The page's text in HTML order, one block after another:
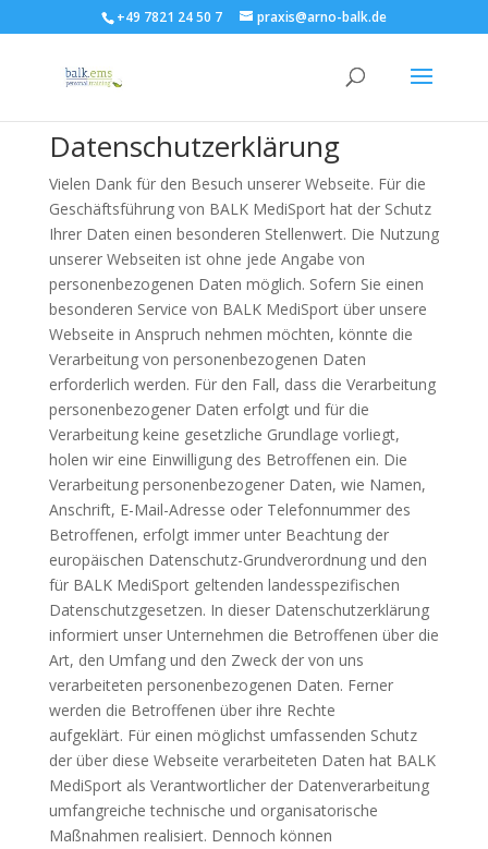
+49 7821 24 50 7 praxis@arno-balk.de
Datenschutzerklärung
Vielen Dank für den Besuch unserer Webseite. Für die
Geschäftsführung von BALK MediSport hat der Schutz
Ihrer Daten einen besonderen Stellenwert. Die Nutzung
unserer Webseiten ist ohne jede Angabe von
personenbezogenen Daten möglich. Sofern Sie einen
besonderen Service von BALK MediSport über unsere
Webseite in Anspruch nehmen möchten, könnte die
Verarbeitung von personenbezogenen Daten
erforderlich werden. Für den Fall, dass die Verarbeitung
personenbezogener Daten erfolgt und für die
Verarbeitung keine gesetzliche Grundlage vorliegt,
holen wir eine Einwilligung des Betroffenen ein. Die
Verarbeitung personenbezogener Daten, wie Namen,
Anschrift, E-Mail-Adresse oder Telefonnummer des
Betroffenen, erfolgt immer unter Beachtung der
europäischen Datenschutz-Grundverordnung und den
für BALK MediSport geltenden landesspezifischen
Datenschutzgesetzen. In dieser Datenschutzerklärung
informiert unser Unternehmen die Betroffenen über die
Art, den Umfang und den Zweck der von uns
verarbeiteten personenbezogenen Daten. Ferner
werden die Betroffenen über ihre Rechte
aufgeklärt. Für einen möglichst umfassenden Schutz
der über diese Webseite verarbeiteten Daten hat BALK
MediSport als Verantwortlicher der Datenverarbeitung
umfangreiche technische und organisatorische
Maßnahmen realisiert. Dennoch können